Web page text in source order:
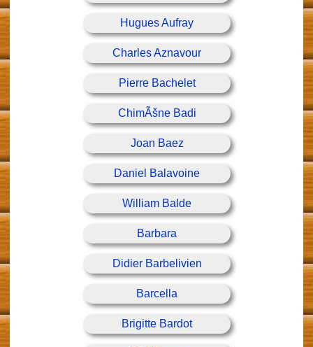
Hugues Aufray
Charles Aznavour
Pierre Bachelet
ChimÃšne Badi
Joan Baez
Daniel Balavoine
William Balde
Barbara
Didier Barbelivien
Barcella
Brigitte Bardot